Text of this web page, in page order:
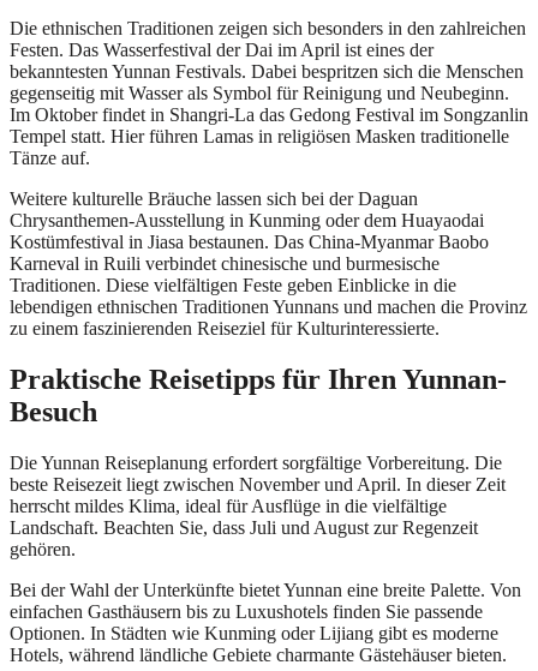
Die ethnischen Traditionen zeigen sich besonders in den zahlreichen
Festen. Das Wasserfestival der Dai im April ist eines der
bekanntesten Yunnan Festivals. Dabei bespritzen sich die Menschen
gegenseitig mit Wasser als Symbol für Reinigung und Neubeginn.
Im Oktober findet in Shangri-La das Gedong Festival im Songzanlin
Tempel statt. Hier führen Lamas in religiösen Masken traditionelle
Tänze auf.
Weitere kulturelle Bräuche lassen sich bei der Daguan
Chrysanthemen-Ausstellung in Kunming oder dem Huayaodai
Kostümfestival in Jiasa bestaunen. Das China-Myanmar Baobo
Karneval in Ruili verbindet chinesische und burmesische
Traditionen. Diese vielfältigen Feste geben Einblicke in die
lebendigen ethnischen Traditionen Yunnans und machen die Provinz
zu einem faszinierenden Reiseziel für Kulturinteressierte.
Praktische Reisetipps für Ihren Yunnan-
Besuch
Die Yunnan Reiseplanung erfordert sorgfältige Vorbereitung. Die
beste Reisezeit liegt zwischen November und April. In dieser Zeit
herrscht mildes Klima, ideal für Ausflüge in die vielfältige
Landschaft. Beachten Sie, dass Juli und August zur Regenzeit
gehören.
Bei der Wahl der Unterkünfte bietet Yunnan eine breite Palette. Von
einfachen Gasthäusern bis zu Luxushotels finden Sie passende
Optionen. In Städten wie Kunming oder Lijiang gibt es moderne
Hotels, während ländliche Gebiete charmante Gästehäuser bieten.